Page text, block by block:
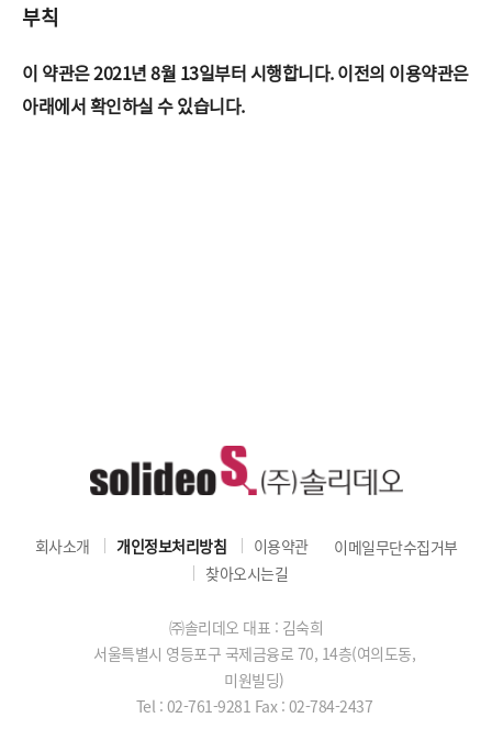
부칙
이 약관은 2021년 8월 13일부터 시행합니다.이전의 이용약관은
아래에서 확인하실 수 있습니다.
회사소개 개인정보처리방침 이용약관
이메일무단수집거부
찾아오시는길
㈜솔리데오 대표 : 김숙희
서울특별시 영등포구 국제금융로 70, 14층(여의도동,
미원빌딩)
Tel : 02-761-9281 Fax : 02-784-2437